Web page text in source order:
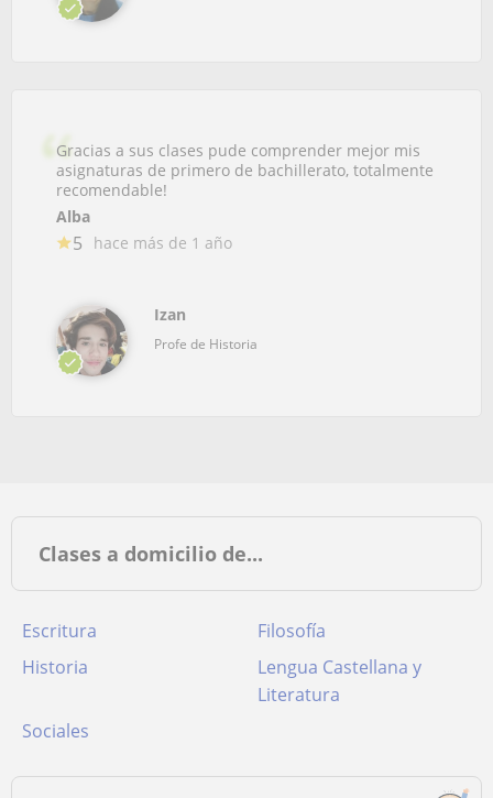
Gracias a sus clases pude comprender mejor mis
asignaturas de primero de bachillerato, totalmente
recomendable!
Alba
5 hace más de 1 año
Izan
Profe de Historia
Clases a domicilio de...
Escritura
Filosofía
Historia
Lengua Castellana y
Literatura
Sociales